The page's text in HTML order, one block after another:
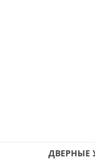
ДВЕРНЫЕ